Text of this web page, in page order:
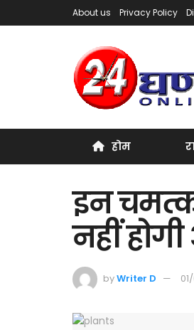
About us Privacy Policy
होम
इन
नहीं
byWriter D